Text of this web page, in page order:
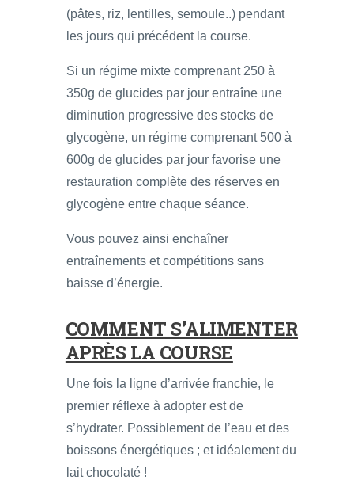
(pâtes, riz, lentilles, semoule..) pendant
les jours qui précédent la course.
Si un régime mixte comprenant 250 à
350g de glucides par jour entraîne une
diminution progressive des stocks de
glycogène, un régime comprenant 500 à
600g de glucides par jour favorise une
restauration complète des réserves en
glycogène entre chaque séance.
Vous pouvez ainsi enchaîner
entraînements et compétitions sans
baisse d’énergie.
COMMENT S’ALIMENTER
APRÈS LA COURSE
Une fois la ligne d’arrivée franchie, le
premier réflexe à adopter est de
s’hydrater. Possiblement de l’eau et des
boissons énergétiques ; et idéalement du
lait chocolaté !